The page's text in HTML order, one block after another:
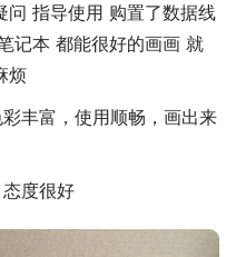
问 指导使用 购置了数据线
记本 都能很好的画画 就
烦
丰富，使用顺畅，画出来
度很好